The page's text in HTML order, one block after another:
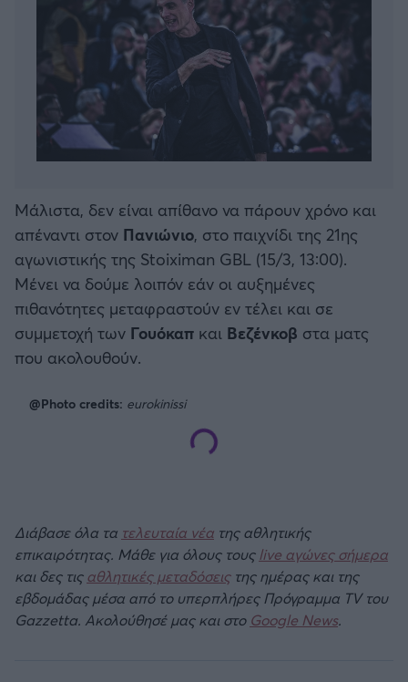
Μάλιστα, δεν είναι απίθανο να πάρουν χρόνο και
απέναντι στον Πανιώνιο, στο παιχνίδι της 21ης
αγωνιστικής της Stoiximan GBL (15/3, 13:00).
Μένει να δούμε λοιπόν εάν οι αυξημένες
πιθανότητες μεταφραστούν εν τέλει και σε
συμμετοχή των Γουόκαπ και Βεζένκοβ στα ματς
που ακολουθούν.
@Photo credits: eurokinissi
Διάβασε όλα τα τελευταία νέα της αθλητικής
επικαιρότητας. Μάθε για όλους τους live αγώνες σήμερα
και δες τιςαθλητικές μεταδόσειςτης ημέρας και της
εβδομάδας μέσα από το υπερπλήρες Πρόγραμμα TV του
Gazzetta. Ακολούθησέ μας και στο Google News.